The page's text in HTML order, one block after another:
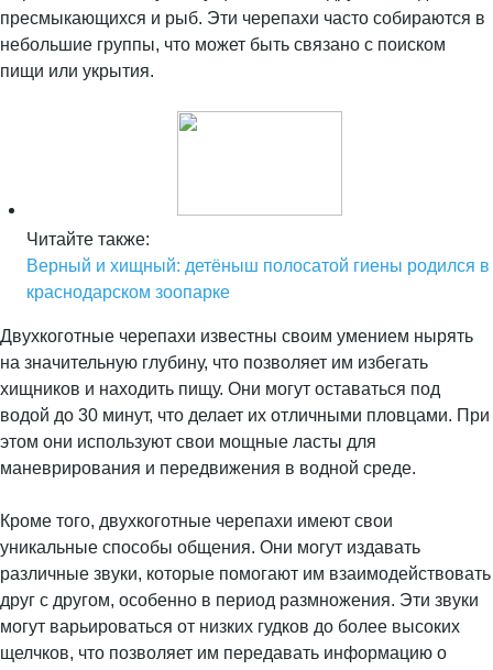
пресмыкающихся и рыб. Эти черепахи часто собираются в
небольшие группы, что может быть связано с поиском
пищи или укрытия.
Читайте также:
Верный и хищный: детёныш полосатой гиены родился в
краснодарском зоопарке
Двухкоготные черепахи известны своим умением нырять
на значительную глубину, что позволяет им избегать
хищников и находить пищу. Они могут оставаться под
водой до 30 минут, что делает их отличными пловцами. При
этом они используют свои мощные ласты для
маневрирования и передвижения в водной среде.
Кроме того, двухкоготные черепахи имеют свои
уникальные способы общения. Они могут издавать
различные звуки, которые помогают им взаимодействовать
друг с другом, особенно в период размножения. Эти звуки
могут варьироваться от низких гудков до более высоких
щелчков, что позволяет им передавать информацию о